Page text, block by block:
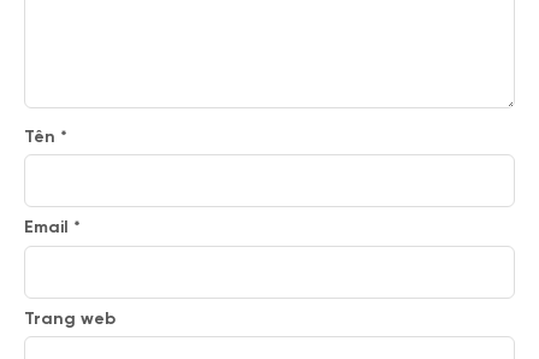
Tên *
Email *
Trang web